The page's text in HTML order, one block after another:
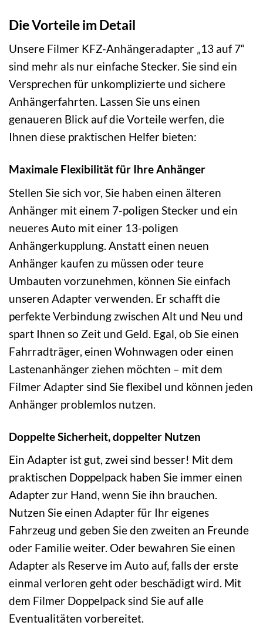
Die Vorteile im Detail
Unsere Filmer KFZ-Anhängeradapter „13 auf 7“
sind mehr als nur einfache Stecker. Sie sind ein
Versprechen für unkomplizierte und sichere
Anhängerfahrten. Lassen Sie uns einen
genaueren Blick auf die Vorteile werfen, die
Ihnen diese praktischen Helfer bieten:
Maximale Flexibilität für Ihre Anhänger
Stellen Sie sich vor, Sie haben einen älteren
Anhänger mit einem 7-poligen Stecker und ein
neueres Auto mit einer 13-poligen
Anhängerkupplung. Anstatt einen neuen
Anhänger kaufen zu müssen oder teure
Umbauten vorzunehmen, können Sie einfach
unseren Adapter verwenden. Er schafft die
perfekte Verbindung zwischen Alt und Neu und
spart Ihnen so Zeit und Geld. Egal, ob Sie einen
Fahrradträger, einen Wohnwagen oder einen
Lastenanhänger ziehen möchten – mit dem
Filmer Adapter sind Sie flexibel und können jeden
Anhänger problemlos nutzen.
Doppelte Sicherheit, doppelter Nutzen
Ein Adapter ist gut, zwei sind besser! Mit dem
praktischen Doppelpack haben Sie immer einen
Adapter zur Hand, wenn Sie ihn brauchen.
Nutzen Sie einen Adapter für Ihr eigenes
Fahrzeug und geben Sie den zweiten an Freunde
oder Familie weiter. Oder bewahren Sie einen
Adapter als Reserve im Auto auf, falls der erste
einmal verloren geht oder beschädigt wird. Mit
dem Filmer Doppelpack sind Sie auf alle
Eventualitäten vorbereitet.